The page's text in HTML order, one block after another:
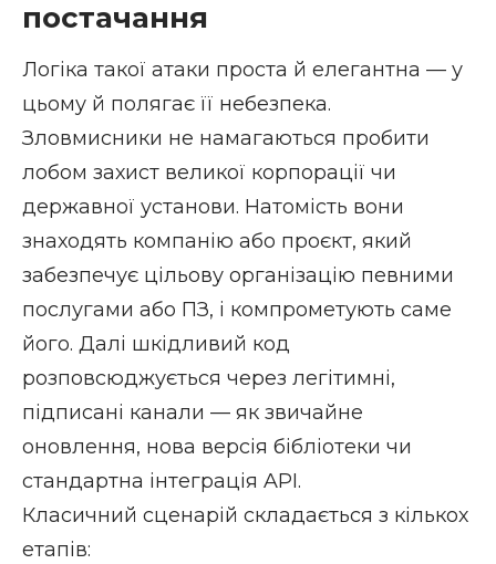
постачання
Логіка такої атаки проста й елегантна — у
цьому й полягає її небезпека.
Зловмисники не намагаються пробити
лобом захист великої корпорації чи
державної установи. Натомість вони
знаходять компанію або проєкт, який
забезпечує цільову організацію певними
послугами або ПЗ, і компрометують саме
його. Далі шкідливий код
розповсюджується через легітимні,
підписані канали — як звичайне
оновлення, нова версія бібліотеки чи
стандартна інтеграція API.
Класичний сценарій складається з кількох
етапів: